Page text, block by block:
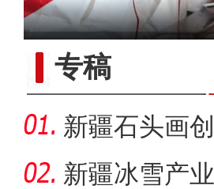
侨乡故事
专稿
新疆石头画
新疆冰雪产